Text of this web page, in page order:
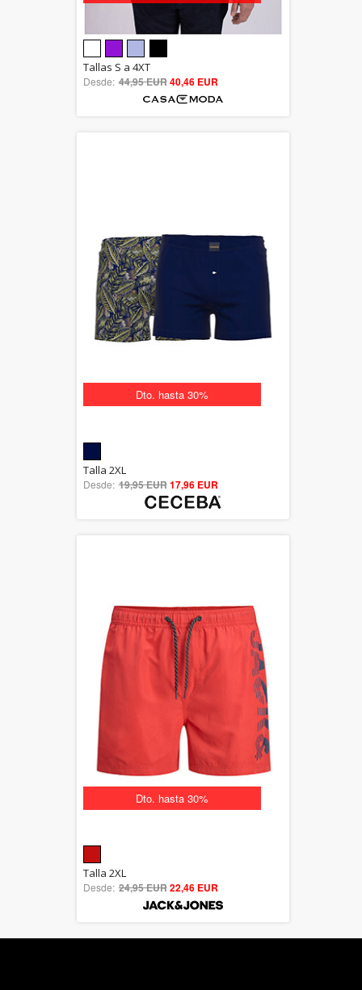
out of 5
Tallas S a 4XT
Desde: 44,95 EUR40,46 EUR
Dto. hasta 30%
out of 5
Talla 2XL
Desde: 19,95 EUR17,96 EUR
Dto. hasta 30%
out of 5
Talla 2XL
Desde: 24,95 EUR22,46 EUR